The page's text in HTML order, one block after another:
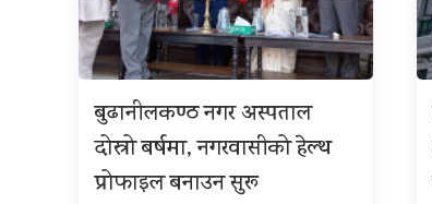
बुढानीलकण्ठ नगर अस्पताल
दोस्रो बर्षमा, नगरवासीको हेल्थ
प्रोफाइल बनाउन सुरू